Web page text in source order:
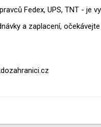
Fedex, UPS, TNT - je
a zaplacení,